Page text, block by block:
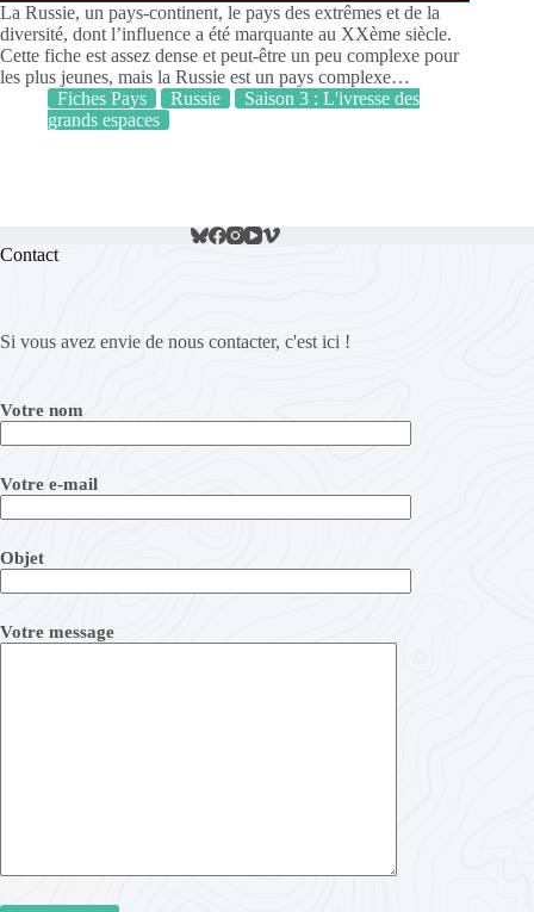
La Russie, un pays-continent, le pays des extrêmes et de la
diversité, dont l’influence a été marquante au XXème siècle.
Cette fiche est assez dense et peut-être un peu complexe pour
les plus jeunes, mais la Russie est un pays complexe…
Fiches Pays
Russie
Saison 3 : L'ivresse des
grands espaces
Contact
Si vous avez envie de nous contacter, c'est ici !
Votre nom
Votre e-mail
Objet
Votre message